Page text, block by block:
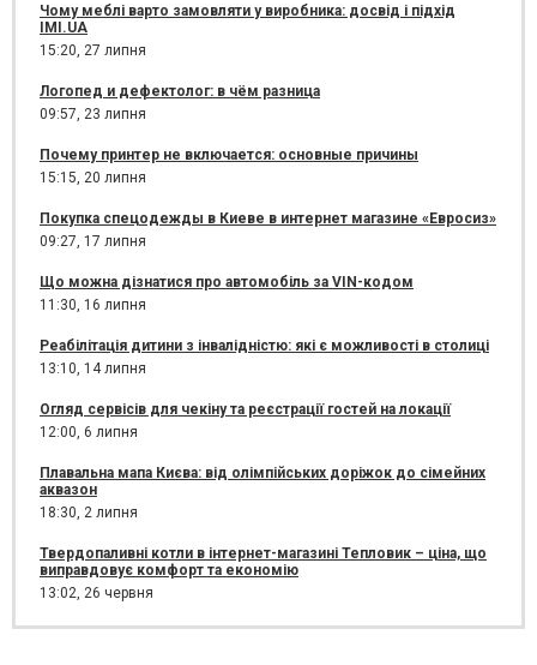
Чому меблі варто замовляти у виробника: досвід і підхід
IMI.UA
15:20, 27 липня
Логопед и дефектолог: в чём разница
09:57, 23 липня
Почему принтер не включается: основные причины
15:15, 20 липня
Покупка спецодежды в Киеве в интернет магазине «Евросиз»
09:27, 17 липня
Що можна дізнатися про автомобіль за VIN-кодом
11:30, 16 липня
Реабілітація дитини з інвалідністю: які є можливості в столиці
13:10, 14 липня
Огляд сервісів для чекіну та реєстрації гостей на локації
12:00, 6 липня
Плавальна мапа Києва: від олімпійських доріжок до сімейних
аквазон
18:30, 2 липня
Твердопаливні котли в інтернет-магазині Тепловик – ціна, що
виправдовує комфорт та економію
13:02, 26 червня